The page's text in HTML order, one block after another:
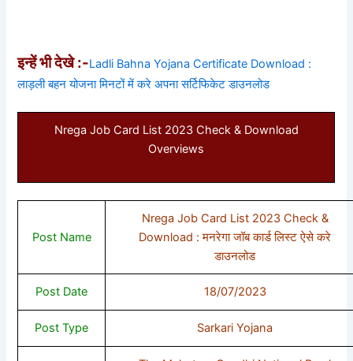
इन्हें भी देखे :-Ladli Bahna Yojana Certificate Download :
लाड़ली बहन योजना मिनटों में करे अपना सर्टिफिकेट डाउनलोड
Nrega Job Card List 2023 Check & Download
Overviews
Post Name
Nrega Job Card List 2023 Check &
Download : मनरेगा जॉब कार्ड लिस्ट ऐसे करे
डाउनलोड
Post Date 18/07/2023
Post Type Sarkari Yojana